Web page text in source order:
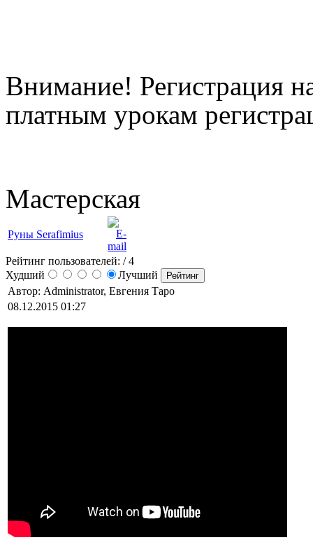
Внимание! Регистрация
платным урокам
Мастерская
Руны Serafimius
Рейтинг пользователей: / 4
Худший
Лучший
Автор: Administrator, Евгения Таро
08.12.2015 01:27